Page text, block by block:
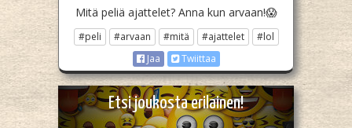
Mitä peliä ajattelet? Anna kun arvaan!😱
#peli #arvaan #mitä #ajattelet
#lol
Jaa
Twiittaa
Etsi joukosta erilainen!